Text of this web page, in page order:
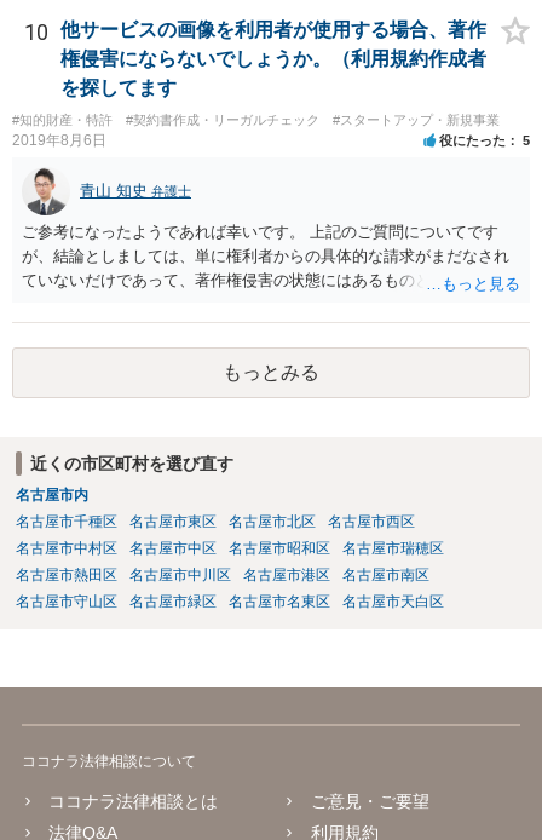
10
他サービスの画像を利用者が使用する場合、著作
権侵害にならないでしょうか。（利用規約作成者
を探してます
#知的財産・特許 #契約書作成・リーガルチェック #スタートアップ・新規事業
2019年8月6日 役にたった 5
青山 知史 弁護士
ご参考になったようであれば幸いです。 上記のご質問についてです
が、結論としましては、単に権利者からの具体的な請求がまだなされ
ていないだけであって、著作権侵害の状態にはあるものと思慮いたし
ンテンツの投稿については、適法か否かも含め、投稿者で自己責任で
行うものとし、サイトとしては責任を持たない旨の規定がなされてい
ることがあります。 利用者も多いため、サイトとして投稿画像等のチ
ェックは行えないことから、自己責任で判断して行動するように求め
ような画像もそのまま投稿されてしまい、結果として、権利者から削
除や損害賠償等の請求がなされるまで、事実上、その投稿状態が残っ
たままになっているものと思われます。 こうした無断転載の件数は多
く、また、本人の特定にも時間や費用がかかることから、全ての無断
転載に対しては、権利者が対応できていないという実情があるものと
思われます。 もっとも、著作権者として承諾をしているのでない限
を問われることになり、結果として、賠償等をしなければならない事
ねないものですので、やはりこうした無断転載は控えた方が安全かと
もっとみる
近くの市区町村を選び直す
名古屋市内
名古屋市千種区
名古屋市東区 名古屋市北区
名古屋市西区
名古屋市中村区
名古屋市中区 名古屋市昭和区
名古屋市瑞穂区
名古屋市熱田区
名古屋市中川区 名古屋市港区
名古屋市南区
名古屋市守山区
名古屋市緑区 名古屋市名東区 名古屋市天白区
ココナラ法律相談について
ココナラ法律相談とは
法律Q&A
ご意見・ご要望
利用規約